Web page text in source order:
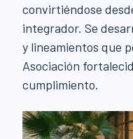
convirtiéndose
integrador. Se
y lineamientos que
Asociación
cumplimiento.